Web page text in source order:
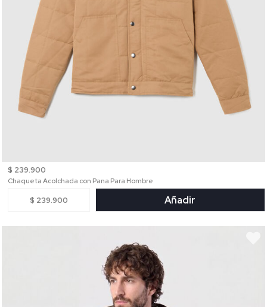
$ 239.900
Chaqueta Acolchada con Pana Para Hombre
$ 239.900 Añadir